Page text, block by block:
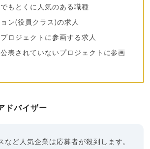
もとくに人気のある職種
ン(役員クラス)の求人
ロジェクトに参画する求人
表されていないプロジェクトに参画
ドバイザー
など人気企業は応募者が殺到します。